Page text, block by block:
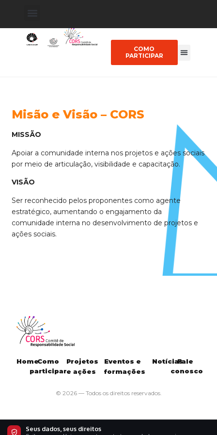
COMO
PARTICIPAR
Misão e Visão – CORS
MISSÃO
Apoiar a comunidade interna nos projetos e ações sociais
por meio de articulação, visibilidade e capacitação.
VISÃO
Ser reconhecido pelos proponentes como agente
estratégico, aumentando o engajamento da
comunidade interna no desenvolvimento de projetos e
ações sociais.
HomeComo
participar
Projetos
e ações
Eventos e
formações
NotíciasFale
conosco
© 2026 — Todos os direitos reservados.
Seus dados, seus direitos